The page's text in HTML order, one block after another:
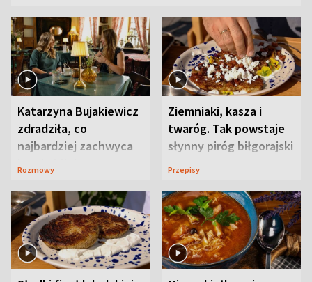
Katarzyna Bujakiewicz
zdradziła, co
najbardziej zachwyca
ją w Lublinie
Rozmowy
Ziemniaki, kasza i
twaróg. Tak powstaje
słynny piróg biłgorajski
Przepisy